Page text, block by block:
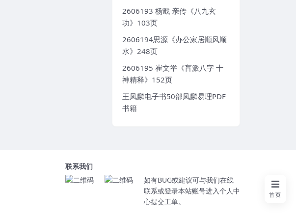
2606193 杨戬 亲传《八九玄
功》103页
2606194思源《办公家居顺风顺
水》248页
2606195 崔文举《盲派八字 十
神精释》152页
王凤麟电子书50部凤麟易理PDF
书籍
联系我们
如有BUG或建议可与我们在线
联系或登录本站账号进入个人中
心提交工单。
首页